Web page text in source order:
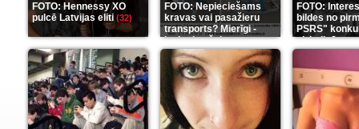
FOTO: Hennessy XO
pulcē Latvijas eliti(32)
FOTO: Nepieciešams
kravas vai pasažieru
transports? Mierīgi -
ieskaties šeit(35)
FOTO:
bildes no
PSRS"
aizkulisēm